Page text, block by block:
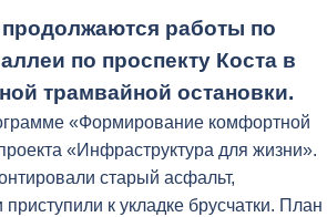
работы по
по проспекту Коста в
трамвайной остановки.
«Формирование комфортной
«Инфраструктура для жизни».
старый асфальт,
к укладке брусчатки. План